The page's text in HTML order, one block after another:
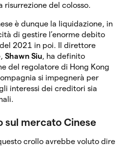
risurrezione del colosso.
è dunque la liquidazione, in
di gestire l’enorme debito
2021 in poi. Il direttore
Shawn Siu, ha definito
del regolatore di Hong Kong
si impegnerà per
interessi dei creditori sia
sul mercato Cinese
crollo avrebbe voluto dire